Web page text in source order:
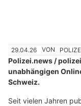
29.04.26 VON
Polizei.news /
unabhängigen
Schweiz.
Seit vielen Jahren